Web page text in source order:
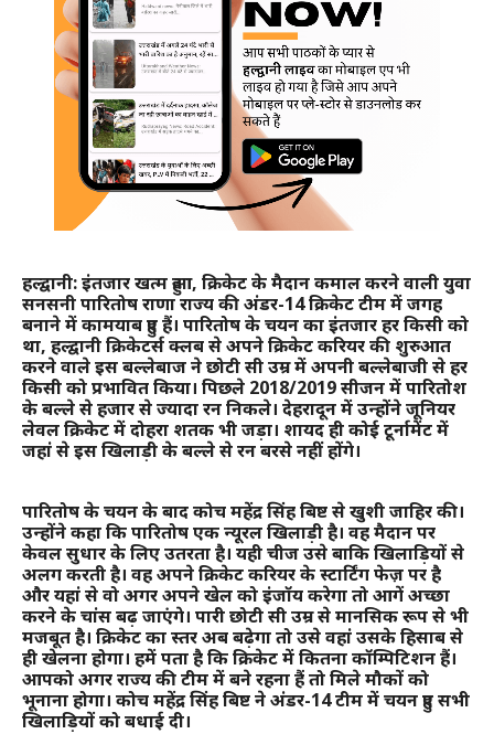
हल्द्वानी: इंतजार खत्म हुआ, क्रिकेट के मैदान कमाल करने वाली युवा
सनसनी पारितोष राणा राज्य की अंडर-14 क्रिकेट टीम में जगह
बनाने में कामयाब हुए हैं। पारितोष के चयन का इंतजार हर किसी को
था, हल्द्वानी क्रिकेटर्स क्लब से अपने क्रिकेट करियर की शुरुआत
करने वाले इस बल्लेबाज ने छोटी सी उम्र में अपनी बल्लेबाजी से हर
किसी को प्रभावित किया। पिछले 2018/2019 सीजन में पारितोश
के बल्ले से हजार से ज्यादा रन निकले। देहरादून में उन्होंने जूनियर
लेवल क्रिकेट में दोहरा शतक भी जड़ा। शायद ही कोई टूर्नामेंट में
जहां से इस खिलाड़ी के बल्ले से रन बरसे नहीं होंगे।
पारितोष के चयन के बाद कोच महेंद्र सिंह बिष्ट से खुशी जाहिर की।
उन्होंने कहा कि पारितोष एक न्यूरल खिलाड़ी है। वह मैदान पर
केवल सुधार के लिए उतरता है। यही चीज उसे बाकि खिलाड़ियों से
अलग करती है। वह अपने क्रिकेट करियर के स्टार्टिंग फेज़ पर है
और यहां से वो अगर अपने खेल को इंजॉय करेगा तो आगें अच्छा
करने के चांस बढ़ जाएंगे। पारी छोटी सी उम्र से मानसिक रूप से भी
मजबूत है। क्रिकेट का स्तर अब बढ़ेगा तो उसे वहां उसके हिसाब से
ही खेलना होगा। हमें पता है कि क्रिकेट में कितना कॉम्पिटिशन हैं।
आपको अगर राज्य की टीम में बने रहना हैं तो मिले मौकों को
भूनाना होगा। कोच महेंद्र सिंह बिष्ट ने अंडर-14 टीम में चयन हुए सभी
खिलाड़ियों को बधाई दी।